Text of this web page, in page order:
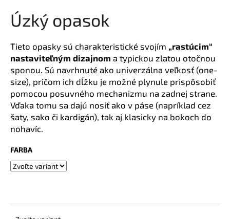
produktu
je
z
5
hviezdičiek.
Úzký opasok
Tieto opasky sú charakteristické svojím „rastúcim“
nastaviteľným dizajnom a typickou zlatou otočnou
sponou. Sú navrhnuté ako univerzálna veľkosť (one-
size), pričom ich dĺžku je možné plynule prispôsobiť
pomocou posuvného mechanizmu na zadnej strane.
Vďaka tomu sa dajú nosiť ako v páse (napríklad cez
šaty, sako či kardigán), tak aj klasicky na bokoch do
nohavíc.
FARBA
d
p
o
r
ú
č
a
m
e